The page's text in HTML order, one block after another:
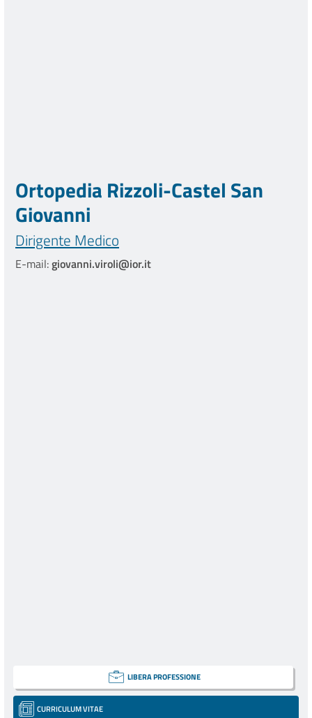
Ortopedia Rizzoli-Castel San
Giovanni
Dirigente Medico
E-mail:giovanni.viroli@ior.it
LIBERA PROFESSIONE
CURRICULUM VITAE